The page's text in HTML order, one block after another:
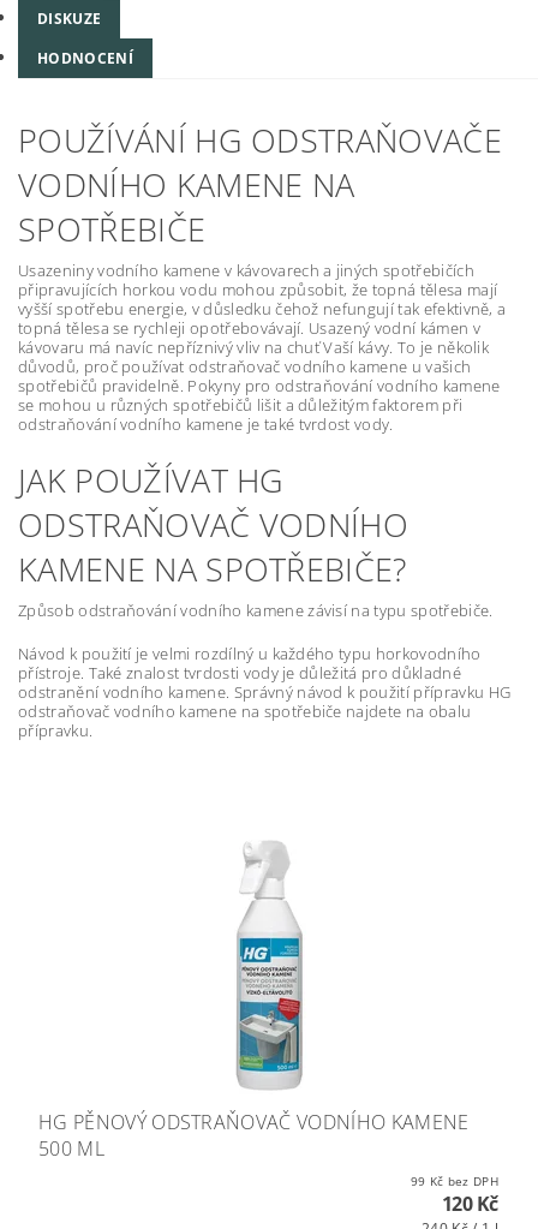
DISKUZE
HODNOCENÍ
POUŽÍVÁNÍ HG ODSTRAŇOVAČE
VODNÍHO KAMENE NA
SPOTŘEBIČE
Usazeniny vodního kamene v kávovarech a jiných spotřebičích
připravujících horkou vodu mohou způsobit, že topná tělesa mají
vyšší spotřebu energie, v důsledku čehož nefungují tak efektivně, a
topná tělesa se rychleji opotřebovávají. Usazený vodní kámen v
kávovaru má navíc nepříznivý vliv na chuť Vaší kávy. To je několik
důvodů, proč používat odstraňovač vodního kamene u vašich
spotřebičů pravidelně. Pokyny pro odstraňování vodního kamene
se mohou u různých spotřebičů lišit a důležitým faktorem při
odstraňování vodního kamene je také tvrdost vody.
JAK POUŽÍVAT HG
ODSTRAŇOVAČ VODNÍHO
KAMENE NA SPOTŘEBIČE?
Způsob odstraňování vodního kamene závisí na typu spotřebiče.
Návod k použití je velmi rozdílný u každého typu horkovodního
přístroje. Také znalost tvrdosti vody je důležitá pro důkladné
odstranění vodního kamene. Správný návod k použití přípravku HG
odstraňovač vodního kamene na spotřebiče najdete na obalu
přípravku.
HG PĚNOVÝ ODSTRAŇOVAČ VODNÍHO KAMENE
500 ML
99 Kč bez DPH
120 Kč